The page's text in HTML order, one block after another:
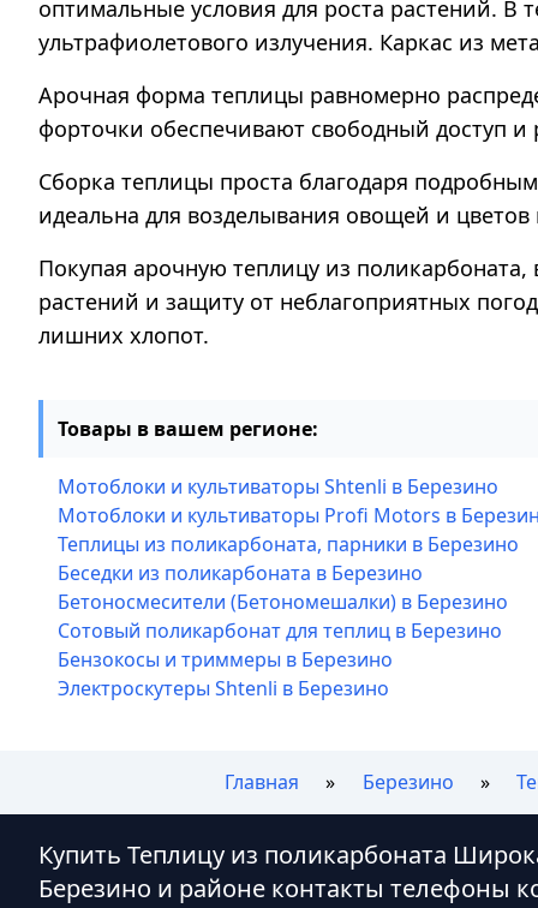
оптимальные условия для роста растений. В
ультрафиолетового излучения. Каркас из
Арочная форма теплицы равномерно
форточки обеспечивают свободный доступ
Сборка теплицы проста благодаря
идеальна для возделывания овощей и
Покупая арочную теплицу из
растений и защиту от неблагоприятных
лишних хлопот.
Товары в вашем регионе:
Мотоблоки и культиваторы Shtenli в Березино
Мотоблоки и культиваторы Profi Motors в
Теплицы из поликарбоната, парники в Березино
Беседки из поликарбоната в Березино
Бетоносмесители (Бетономешалки) в Березино
Сотовый поликарбонат для теплиц в Березино
Бензокосы и триммеры в Березино
Электроскутеры Shtenli в Березино
Главная Березино
Купить Теплицу из поликарбоната
Березино и районе контакты телефоны